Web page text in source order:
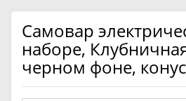
Самовар
наборе,
черном фоне, конус